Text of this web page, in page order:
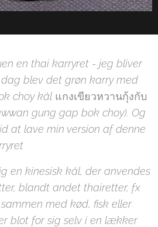
en thai karryret - jeg bliver
blev det grøn karry med
choy kål แกงเขียวหวานกุ้งกับ
gung gap bok choy). Og
at lave min version af denne
en kinesisk kål, der anvendes
blandt andet thairetter, fx
med kød, fisk eller
blot for sig selv i en lækker